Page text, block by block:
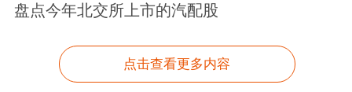
机构的热议。
不过，在AI底座和数字化战略愈发明朗
盘点今年北交所上市的汽配股
点击查看更多内容